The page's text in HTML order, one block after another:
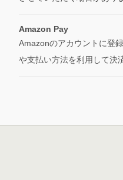
Amazon Pay
Amazonのアカウントに登
や支払い方法を利用して決